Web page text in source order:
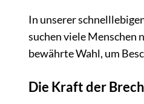
In unserer
suchen viele Menschen
bewährte Wahl, um
Die Kraft der